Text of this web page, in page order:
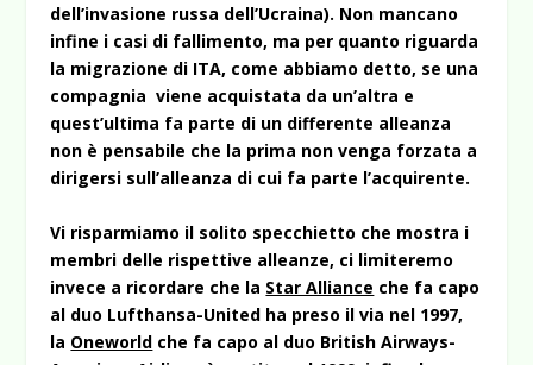
dell’invasione russa dell’Ucraina). Non mancano
infine i casi di fallimento, ma per quanto riguarda
la migrazione di ITA, come abbiamo detto, se una
compagnia viene acquistata da un’altra e
quest’ultima fa parte di un differente alleanza
non è pensabile che la prima non venga forzata a
dirigersi sull’alleanza di cui fa parte l’acquirente.
Vi risparmiamo il solito specchietto che mostra i
membri delle rispettive alleanze, ci limiteremo
invece a ricordare che la Star Alliance che fa capo
al duo Lufthansa-United ha preso il via nel 1997,
la Oneworld che fa capo al duo British Airways-